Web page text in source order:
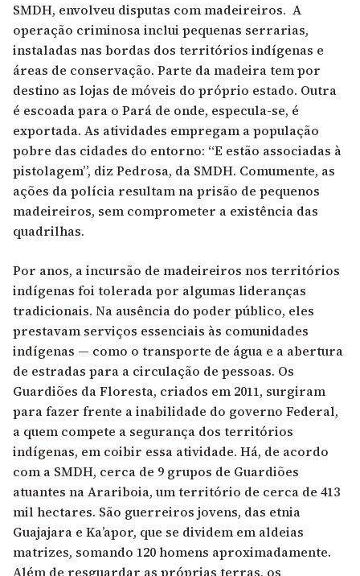
SMDH, envolveu disputas com madeireiros. A
operação criminosa inclui pequenas serrarias,
instaladas nas bordas dos territórios indígenas e
áreas de conservação. Parte da madeira tem por
destino as lojas de móveis do próprio estado. Outra
é escoada para o Pará de onde, especula-se, é
exportada. As atividades empregam a população
pobre das cidades do entorno: “E estão associadas à
pistolagem”, diz Pedrosa, da SMDH. Comumente, as
ações da polícia resultam na prisão de pequenos
madeireiros, sem comprometer a existência das
quadrilhas.
Por anos, a incursão de madeireiros nos territórios
indígenas foi tolerada por algumas lideranças
tradicionais. Na ausência do poder público, eles
prestavam serviços essenciais às comunidades
indígenas — como o transporte de água e a abertura
de estradas para a circulação de pessoas. Os
Guardiões da Floresta, criados em 2011, surgiram
para fazer frente a inabilidade do governo Federal,
a quem compete a segurança dos territórios
indígenas, em coibir essa atividade. Há, de acordo
com a SMDH, cerca de 9 grupos de Guardiões
atuantes na Arariboia, um território de cerca de 413
mil hectares. São guerreiros jovens, das etnia
Guajajara e Ka’apor, que se dividem em aldeias
matrizes, somando 120 homens aproximadamente.
Além de resguardar as próprias terras, os